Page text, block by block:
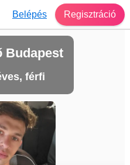
Belépés Regisztráció
Budapest
férfi